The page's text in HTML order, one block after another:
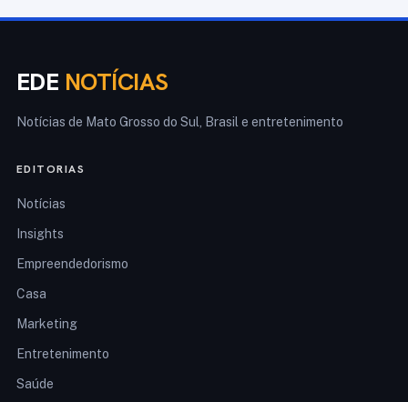
EDE NOTÍCIAS
Notícias de Mato Grosso do Sul, Brasil e entretenimento
EDITORIAS
Notícias
Insights
Empreendedorismo
Casa
Marketing
Entretenimento
Saúde